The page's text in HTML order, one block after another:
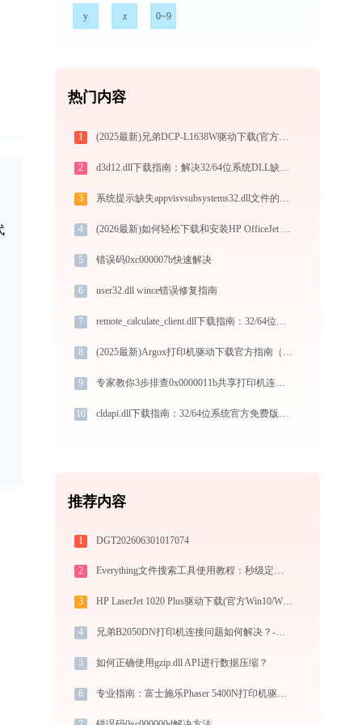
y z 0~9
热门内容
1 (2025最新)兄弟DCP-L1638W驱动下载(官方Win10/Win11)
2 d3d12.dll下载指南：解决32/64位系统DLL缺失问题 | 官方免费安全下载
3 系统提示缺失appvisvsubsystems32.dll文件的解决方法
4 (2026最新)如何轻松下载和安装HP OfficeJet Pro 7740 series PCL-3打印机驱动？跟着这篇指南走
5 错误码0xc000007b快速解决
6 user32.dll wince错误修复指南
7 remote_calculate_client.dll下载指南：32/64位官方免费版，解决DLL缺失问题
8 (2025最新)Argox打印机驱动下载官方指南（Win10/Win11）
9 专家教你3步排查0x0000011b共享打印机连接失败
10 cldapi.dll下载指南：32/64位系统官方免费版DLL文件修复教程
推荐内容
1 DGT202606301017074
2 Everything文件搜索工具使用教程：秒级定位电脑任意文件的高效搜索神器
3 HP LaserJet 1020 Plus驱动下载(官方Win10/Win11)
4 兄弟B2050DN打印机连接问题如何解决？-金山毒霸
5 如何正确使用gzip.dll API进行数据压缩？
6 专业指南：富士施乐Phaser 5400N打印机驱动的下载与安装步骤详解